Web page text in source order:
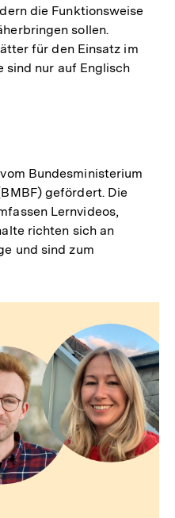
die Funktionsweise
sollen.
für den Einsatz im
sind nur auf Englisch
Bundesministerium
gefördert. Die
Lernvideos,
richten sich an
und sind zum